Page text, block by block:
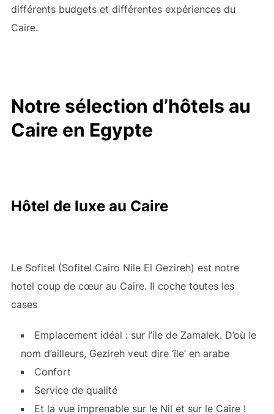
différents budgets et différentes expériences du
Caire.
Notre sélection d’hôtels au
Caire en Egypte
Hôtel de luxe au Caire
Le Sofitel (Sofitel Cairo Nile El Gezireh) est notre
hotel coup de cœur au Caire. Il coche toutes les
cases
Emplacement idéal : sur l’ile de Zamalek. D’où le
nom d’ailleurs, Gezireh veut dire ‘île’ en arabe
Confort
Service de qualité
Et la vue imprenable sur le Nil et sur le Caire !